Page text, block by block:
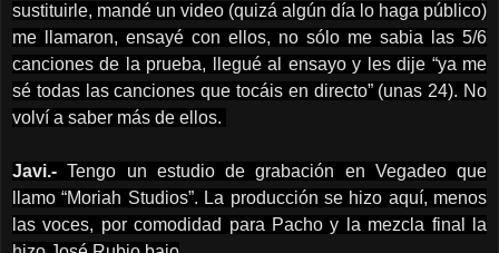
sustituirle, mandé un video (quizá algún día lo haga público)
me llamaron, ensayé con ellos, no sólo me sabia las 5/6
canciones de la prueba, llegué al ensayo y les dije “ya me
sé todas las canciones que tocáis en directo” (unas 24). No
volví a saber más de ellos.
Javi.- Tengo un estudio de grabación en Vegadeo que
llamo “Moriah Studios”. La producción se hizo aquí, menos
las voces, por comodidad para Pacho y la mezcla final la